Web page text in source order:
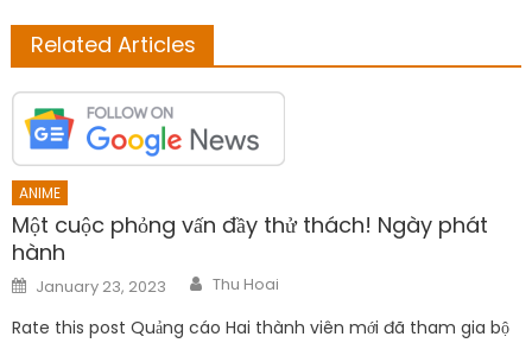
Related Articles
ANIME
Một cuộc phỏng vấn đầy thử thách! Ngày phát
hành
Posted
on
January 23, 2023 Author
Thu Hoai
Rate this post Quảng cáo Hai thành viên mới đã tham gia bộ